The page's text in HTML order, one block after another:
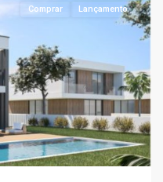
Comprar Lançamento